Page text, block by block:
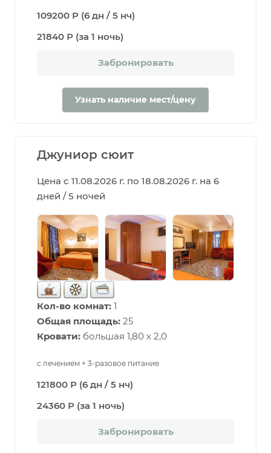
109200 Р (6 дн / 5 нч)
21840 Р (за 1 ночь)
Забронировать
Узнать наличие мест/цену
Джуниор сюит
Цена с 11.08.2026 г. по 18.08.2026 г. на 6
дней / 5 ночей
Кол-во комнат: 1
Общая площадь: 25
Кровати: большая 1,80 х 2,0
с лечением + 3-разовое питание
121800 Р (6 дн / 5 нч)
24360 Р (за 1 ночь)
Забронировать